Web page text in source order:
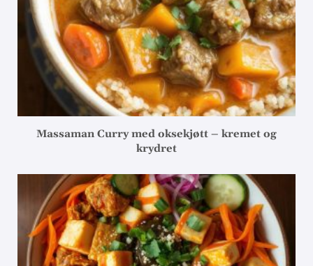
Massaman Curry med oksekjøtt – kremet og
krydret